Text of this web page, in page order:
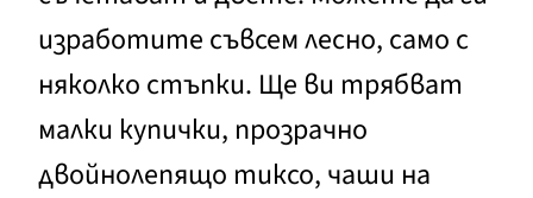
изработите съвсем лесно, само с
няколко стъпки. Ще ви трябват
малки купички, прозрачно
двойнолепящо тиксо, чаши на